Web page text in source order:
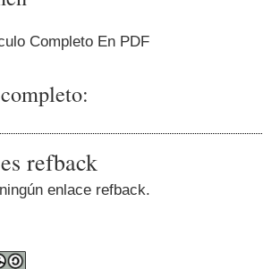
Completo En PDF
refback
enlace refback.